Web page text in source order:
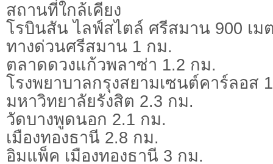
สถานที่ใกล้เคียง
โรบินสัน ไลฟ์สไตล์ ศรีสมาน 900 เม
ทางด่วนศรีสมาน 1 กม.
ตลาดดวงแก้วพลาซ่า 1.2 กม.
โรงพยาบาลกรุงสยามเซนต์คาร์ลอส
มหาวิทยาลัยรังสิต 2.3 กม.
วัดบางพูดนอก 2.1 กม.
เมืองทองธานี 2.8 กม.
อิมแพ็ค เมืองทองธานี 3 กม.